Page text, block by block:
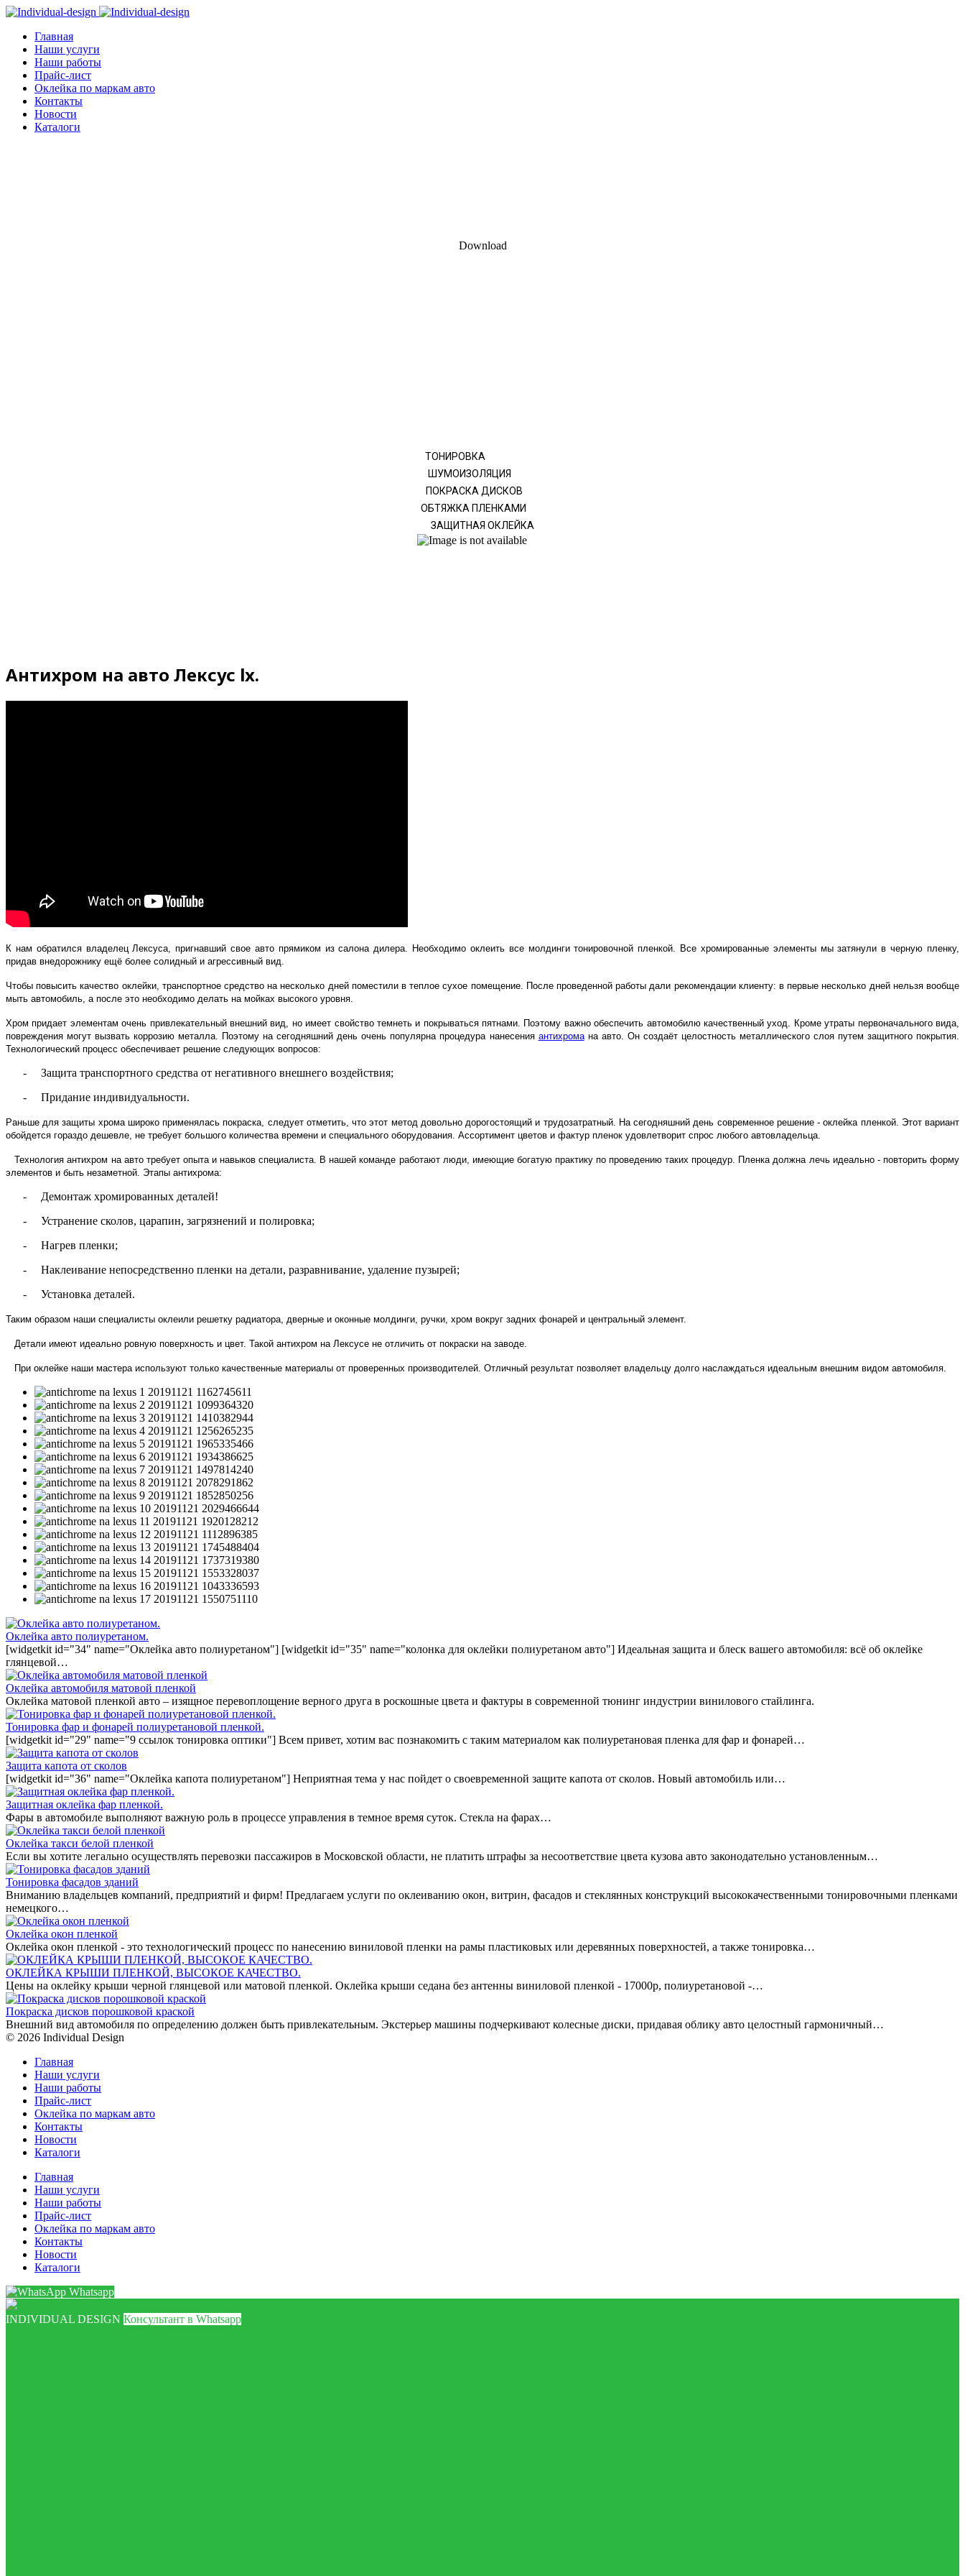
Главная
Наши услуги
Наши работы
Прайс-лист
Оклейка по маркам авто
Контакты
Новости
Каталоги
Download
ТОНИРОВКА
ШУМОИЗОЛЯЦИЯ
ПОКРАСКА ДИСКОВ
ОБТЯЖКА ПЛЕНКАМИ
ЗАЩИТНАЯ ОКЛЕЙКА
Антихром на авто Лексус lx.
К нам обратился владелец Лексуса, пригнавший свое авто прямиком из салона дилера. Необходимо оклеить все молдинги тонировочной пленкой. Все хромированные элементы мы затянули в черную пленку,
придав внедорожнику ещё более солидный и агрессивный вид.
Чтобы повысить качество оклейки, транспортное средство на несколько дней поместили в теплое сухое помещение. После проведенной работы дали рекомендации клиенту: в первые несколько дней нельзя вообще
мыть автомобиль, а после это необходимо делать на мойках высокого уровня.
Хром придает элементам очень привлекательный внешний вид, но имеет свойство темнеть и покрываться пятнами. Поэтому важно обеспечить автомобилю качественный уход. Кроме утраты первоначального вида,
повреждения могут вызвать коррозию металла. Поэтому на сегодняшний день очень популярна процедура нанесения антихромана авто. Он создаёт целостность металлического слоя путем защитного покрытия.
Технологический процесс обеспечивает решение следующих вопросов:
-
Защита транспортного средства от негативного внешнего воздействия;
-
Придание индивидуальности.
Раньше для защиты хрома широко применялась покраска, следует отметить, что этот метод довольно дорогостоящий и трудозатратный. На сегодняшний день современное решение - оклейка пленкой. Этот вариант
обойдется гораздо дешевле, не требует большого количества времени и специального оборудования. Ассортимент цветов и фактур пленок удовлетворит спрос любого автовладельца.
Технология антихром на авто требует опыта и навыков специалиста. В нашей команде работают люди, имеющие богатую практику по проведению таких процедур. Пленка должна лечь идеально - повторить форму
элементов и быть незаметной. Этапы антихрома:
-
Демонтаж хромированных деталей!
-
Устранение сколов, царапин, загрязнений и полировка;
-
Нагрев пленки;
-
Наклеивание непосредственно пленки на детали, разравнивание, удаление пузырей;
-
Установка деталей.
Таким образом наши специалисты оклеили решетку радиатора, дверные и оконные молдинги, ручки, хром вокруг задних фонарей и центральный элемент.
Детали имеют идеально ровную поверхность и цвет. Такой антихром на Лексусе не отличить от покраски на заводе.
При оклейке наши мастера используют только качественные материалы от проверенных производителей. Отличный результат позволяет владельцу долго наслаждаться идеальным внешним видом автомобиля.
Оклейка авто полиуретаном.
[widgetkit id="34" name="Оклейка авто полиуретаном"] [widgetkit id="35" name="колонка для оклейки полиуретаном авто"] Идеальная защита и блеск вашего автомобиля: всё об оклейке
глянцевой…
Оклейка автомобиля матовой пленкой
Оклейка матовой пленкой авто – изящное перевоплощение верного друга в роскошные цвета и фактуры в современной тюнинг индустрии винилового стайлинга.
Тонировка фар и фонарей полиуретановой пленкой.
[widgetkit id="29" name="9 ссылок тонировка оптики"] Всем привет, хотим вас познакомить с таким материалом как полиуретановая пленка для фар и фонарей…
Защита капота от сколов
[widgetkit id="36" name="Оклейка капота полиуретаном"] Неприятная тема у нас пойдет о своевременной защите капота от сколов. Новый автомобиль или…
Защитная оклейка фар пленкой.
Фары в автомобиле выполняют важную роль в процессе управления в темное время суток. Стекла на фарах…
Оклейка такси белой пленкой
Если вы хотите легально осуществлять перевозки пассажиров в Московской области, не платить штрафы за несоответствие цвета кузова авто законодательно установленным…
Тонировка фасадов зданий
Вниманию владельцев компаний, предприятий и фирм! Предлагаем услуги по оклеиванию окон, витрин, фасадов и стеклянных конструкций высококачественными тонировочными пленками
немецкого…
Оклейка окон пленкой
Оклейка окон пленкой - это технологический процесс по нанесению виниловой пленки на рамы пластиковых или деревянных поверхностей, а также тонировка…
ОКЛЕЙКА КРЫШИ ПЛЕНКОЙ, ВЫСОКОЕ КАЧЕСТВО.
Цены на оклейку крыши черной глянцевой или матовой пленкой. Оклейка крыши седана без антенны виниловой пленкой - 17000р, полиуретановой -…
Покраска дисков порошковой краской
Внешний вид автомобиля по определению должен быть привлекательным. Экстерьер машины подчеркивают колесные диски, придавая облику авто целостный гармоничный…
© 2026 Individual Design
Главная
Наши услуги
Наши работы
Прайс-лист
Оклейка по маркам авто
Контакты
Новости
Каталоги
Главная
Наши услуги
Наши работы
Прайс-лист
Оклейка по маркам авто
Контакты
Новости
Каталоги
Whatsapp
INDIVIDUAL DESIGN Консультант в Whatsapp